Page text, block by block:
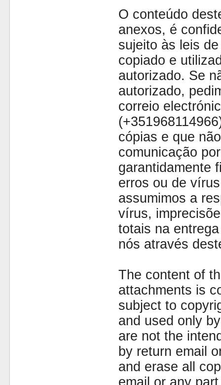
O conteúdo
anexos, é
sujeito às leis
copiado e
autorizado. Se
autorizado,
correio
cópias e que
comunicação
garantidamente
erros ou de
assumimos a
vírus,
totais na
nós através
The content of
attachments is
subject to
and used only
are not the
by return email
and erase all
email or any